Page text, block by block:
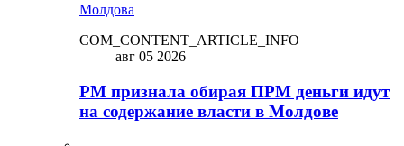
Молдова
COM_CONTENT_ARTICLE_INFO
авг 05 2026
PM признала обирая ПРМ деньги идут
на содержание власти в Молдове